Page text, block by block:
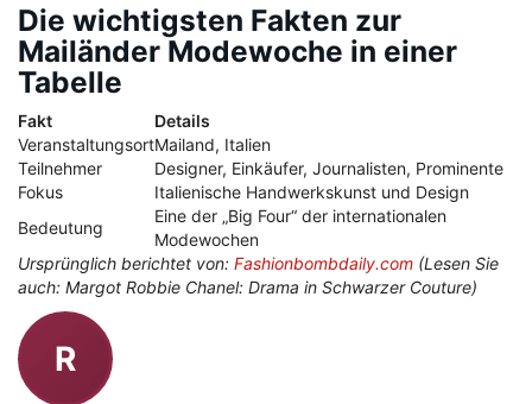
Die wichtigsten Fakten zur
Mailänder Modewoche in einer
Tabelle
Fakt
Details
VeranstaltungsortMailand, Italien
Teilnehmer
Designer, Einkäufer, Journalisten, Prominente
Fokus
Italienische Handwerkskunst und Design
Bedeutung
Eine der „Big Four“ der internationalen
Modewochen
Ursprünglich berichtet von: Fashionbombdaily.com (Lesen Sie
auch: Margot Robbie Chanel: Drama in Schwarzer Couture)
R